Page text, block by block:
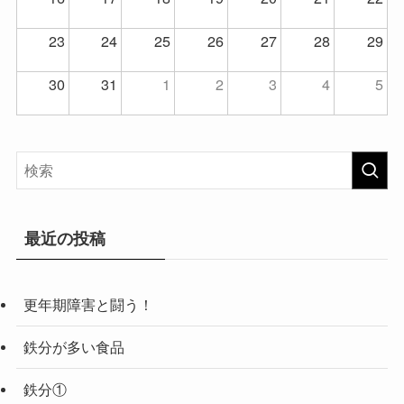
23
24 25 26 27 28
29
30
31 1 2 3 4 5
最近の投稿
更年期障害と闘う！
鉄分が多い食品
鉄分①